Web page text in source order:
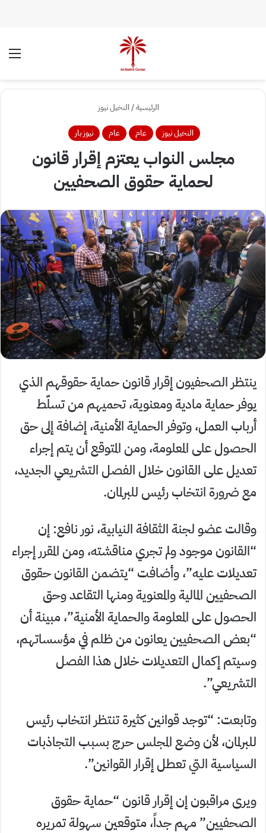
الرئيسية/ النخيل نيوز
النخيل نيوز عام عام نيوز بار
مجلس النواب يعتزم إقرار قانون
لحماية حقوق الصحفيين
ينتظر الصحفيون إقرار قانون حماية حقوقهم الذي
يوفر حماية مادية ومعنوية، تحميهم من تسلّط
أرباب العمل، وتوفر الحماية الأمنية، إضافة إلى حق
الحصول على المعلومة، ومن المتوقع أن يتم إجراء
تعديل على القانون خلال الفصل التشريعي الجديد،
مع ضرورة انتخاب رئيس للبرلمان.
وقالت عضو لجنة الثقافة النيابية، نور نافع: إن
“القانون موجود ولم تجري مناقشته، ومن المقرر إجراء
تعديلات عليه”، وأضافت “يتضمن القانون حقوق
الصحفيين المالية والمعنوية ومنها التقاعد وحق
الحصول على المعلومة والحماية الأمنية”، مبينة أن
“بعض الصحفيين يعانون من ظلم في مؤسساتهم،
وسيتم إكمال التعديلات خلال هذا الفصل
التشريعي”.
وتابعت: “توجد قوانين كثيرة تنتظر انتخاب رئيس
للبرلمان، لأن وضع المجلس حرج بسبب التجاذبات
السياسية التي تعطل إقرار القوانين”.
ويرى مراقبون إن إقرار قانون “حماية حقوق
الصحفيين” مهم جداً، متوقعين سهولة تمريره